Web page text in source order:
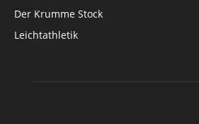
Der Krumme Stock
Leichtathletik